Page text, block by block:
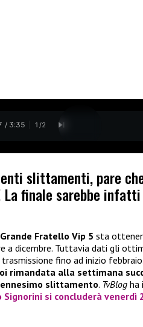
/ 3:35 1 /2
slittamenti, pare
finale sarebbe
Grande Fratello Vip 5 sta
a dicembre. Tuttavia dati gli
fino ad inizio
rimandata alla settimana
slittamento. TvBlog ha
si concluderà venerdì